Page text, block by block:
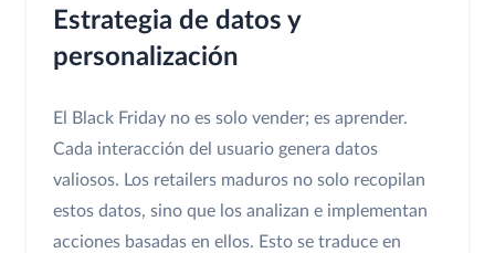
Estrategia de datos y
personalización
El Black Friday no es solo vender; es aprender.
Cada interacción del usuario genera datos
valiosos. Los retailers maduros no solo recopilan
estos datos, sino que los analizan e implementan
acciones basadas en ellos. Esto se traduce en